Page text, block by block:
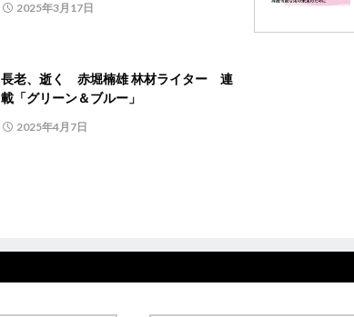
2025年3月17日
長老、逝く 赤堀楠雄 林材ライター 連
載「グリーン＆ブルー」
2025年4月7日